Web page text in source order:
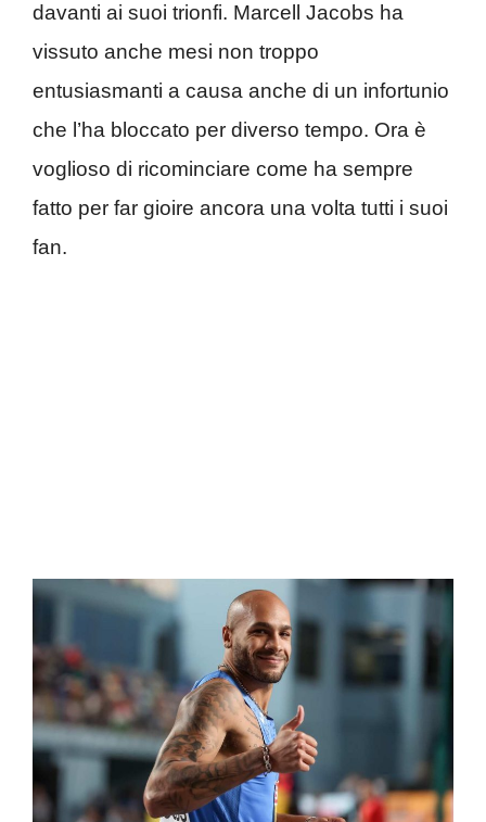
davanti ai suoi trionfi. Marcell Jacobs ha
vissuto anche mesi non troppo
entusiasmanti a causa anche di un infortunio
che l’ha bloccato per diverso tempo. Ora è
voglioso di ricominciare come ha sempre
fatto per far gioire ancora una volta tutti i suoi
fan.